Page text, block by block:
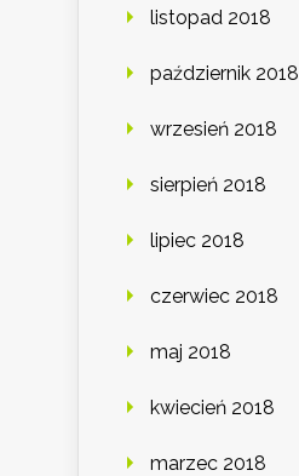
listopad 2018
październik 2018
wrzesień 2018
sierpień 2018
lipiec 2018
czerwiec 2018
maj 2018
kwiecień 2018
marzec 2018